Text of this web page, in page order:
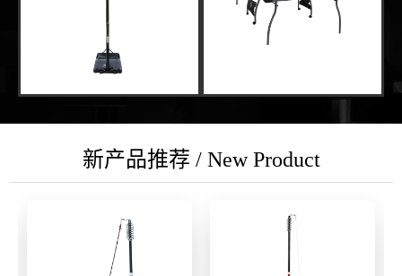
新产品推荐 / New Product